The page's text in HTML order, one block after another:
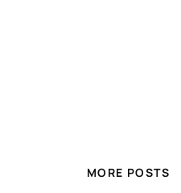
MORE POSTS